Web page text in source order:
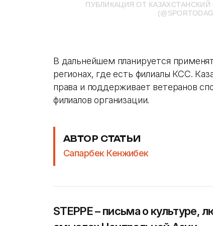
ПУБЛИКАЦИЯ ОТ
В дальнейшем планируется
регионах, где есть филиалы КСС.
права и поддерживает ветеранов
филиалов организации.
АВТОР СТАТЬИ
Сапарбек Кенжибек
STEPPE – письма о культуре,